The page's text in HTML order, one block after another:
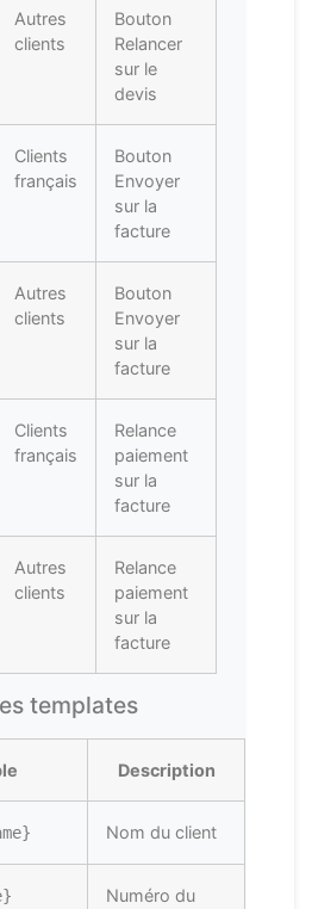
Autres
clients
Bouton
Relancer
sur le
devis
Clients
français
Bouton
Envoyer
sur la
facture
Autres
clients
Bouton
Envoyer
sur la
facture
Clients
français
Relance
paiement
sur la
facture
Autres
clients
Relance
paiement
sur la
facture
templates
Description
Nom du client
Numéro du